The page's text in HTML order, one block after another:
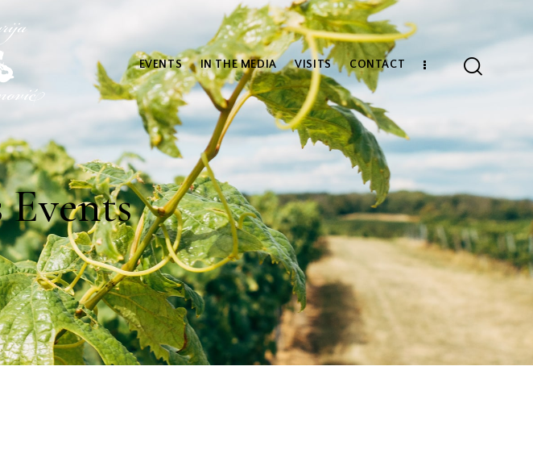
EVENTS IN THE MEDIA VISITS CONTACT
Events